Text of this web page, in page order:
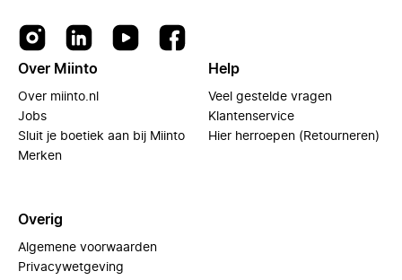
Over Miinto
Over miinto.nl
Jobs
Sluit je boetiek aan bij Miinto
Merken
Help
Veel gestelde vragen
Klantenservice
Hier herroepen (Retourneren)
Overig
Algemene voorwaarden
Privacywetgeving